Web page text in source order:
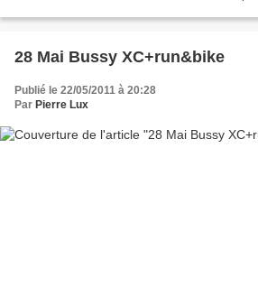
28 Mai Bussy XC+run&bike
Publié le 22/05/2011 à 20:28
Par Pierre Lux